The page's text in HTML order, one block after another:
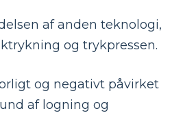
af ​​anden teknologi,
og trykpressen.
og negativt påvirket
af logning og